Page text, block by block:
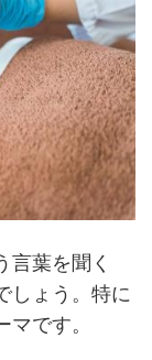
言葉を聞く
しょう。特に
です。